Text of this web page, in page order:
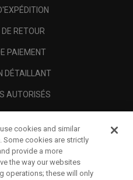
RETOUR
PAIEMENT
DÉTAILLANT
AUTORISÉS
cookies and similar
Some cookies are strictly
provide a more
the way our websites
operations; these will only